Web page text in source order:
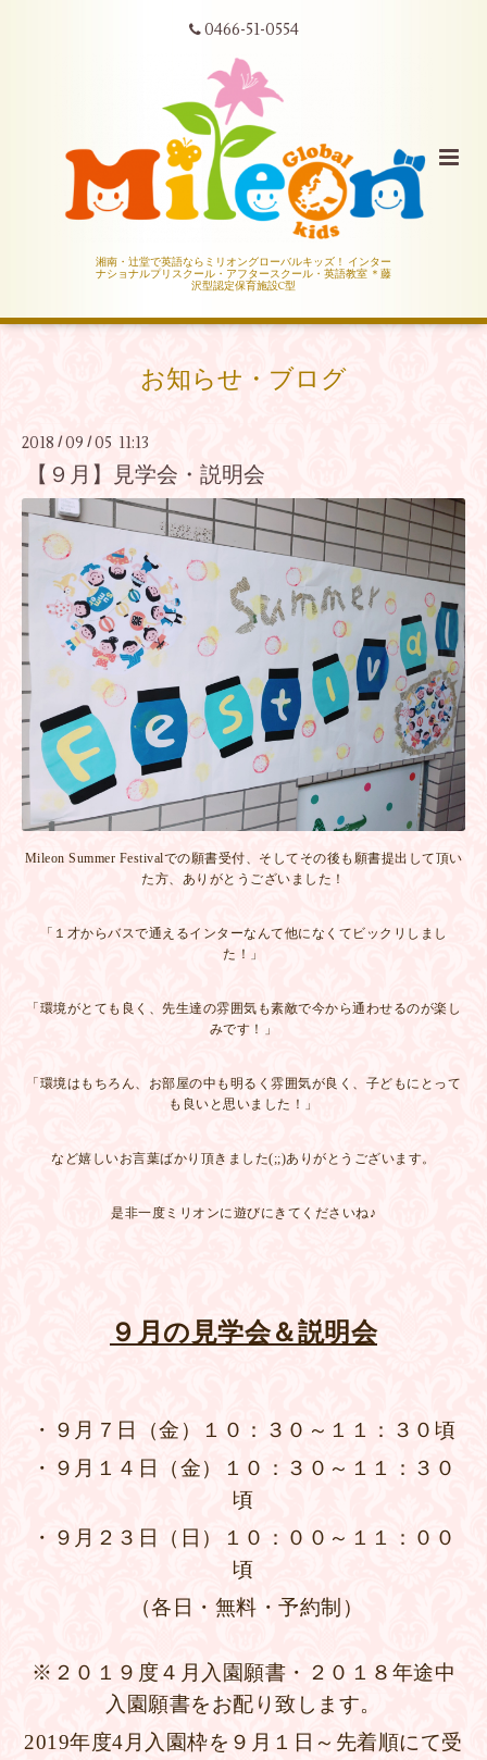
0466-51-0554
湘南・辻堂で英語ならミリオングローバルキッズ！ インター
ナショナルプリスクール・アフタースクール・英語教室 ＊藤
沢型認定保育施設C型
お知らせ・ブログ
2018 /09 /05 11:13
【９月】見学会・説明会
Mileon Summer Festivalでの願書受付、そしてその後も願書提出して頂い
た方、ありがとうございました！
「１才からバスで通えるインターなんて他になくてビックリしまし
た！」
「環境がとても良く、先生達の雰囲気も素敵で今から通わせるのが楽し
みです！」
「環境はもちろん、お部屋の中も明るく雰囲気が良く、子どもにとって
も良いと思いました！」
など嬉しいお言葉ばかり頂きました(;;)ありがとうございます。
是非一度ミリオンに遊びにきてくださいね♪
９月の見学会＆説明会
・９月７日（金）１０：３０～１１：３０頃
・９月１４日（金）１０：３０～１１：３０
頃
・９月２３日（日）１０：００～１１：００
頃
（各日・無料・予約制）
※２０１９度４月入園願書・２０１８年途中
入園願書をお配り致します。
2019年度4月入園枠を９月１日～先着順にて受